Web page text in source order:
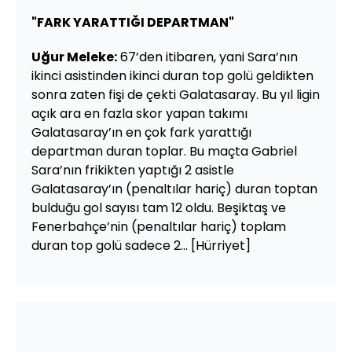
"FARK YARATTIĞI DEPARTMAN"
Uğur Meleke:67’den itibaren, yani Sara’nın
ikinci asistinden ikinci duran top golü geldikten
sonra zaten fişi de çekti Galatasaray. Bu yıl ligin
açık ara en fazla skor yapan takımı
Galatasaray’ın en çok fark yarattığı
departman duran toplar. Bu maçta Gabriel
Sara’nın frikikten yaptığı 2 asistle
Galatasaray’ın (penaltılar hariç) duran toptan
bulduğu gol sayısı tam 12 oldu. Beşiktaş ve
Fenerbahçe’nin (penaltılar hariç) toplam
duran top golü sadece 2... [Hürriyet]